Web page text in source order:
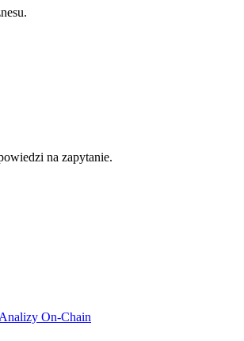
na zapytanie.
Analizy On-Chain